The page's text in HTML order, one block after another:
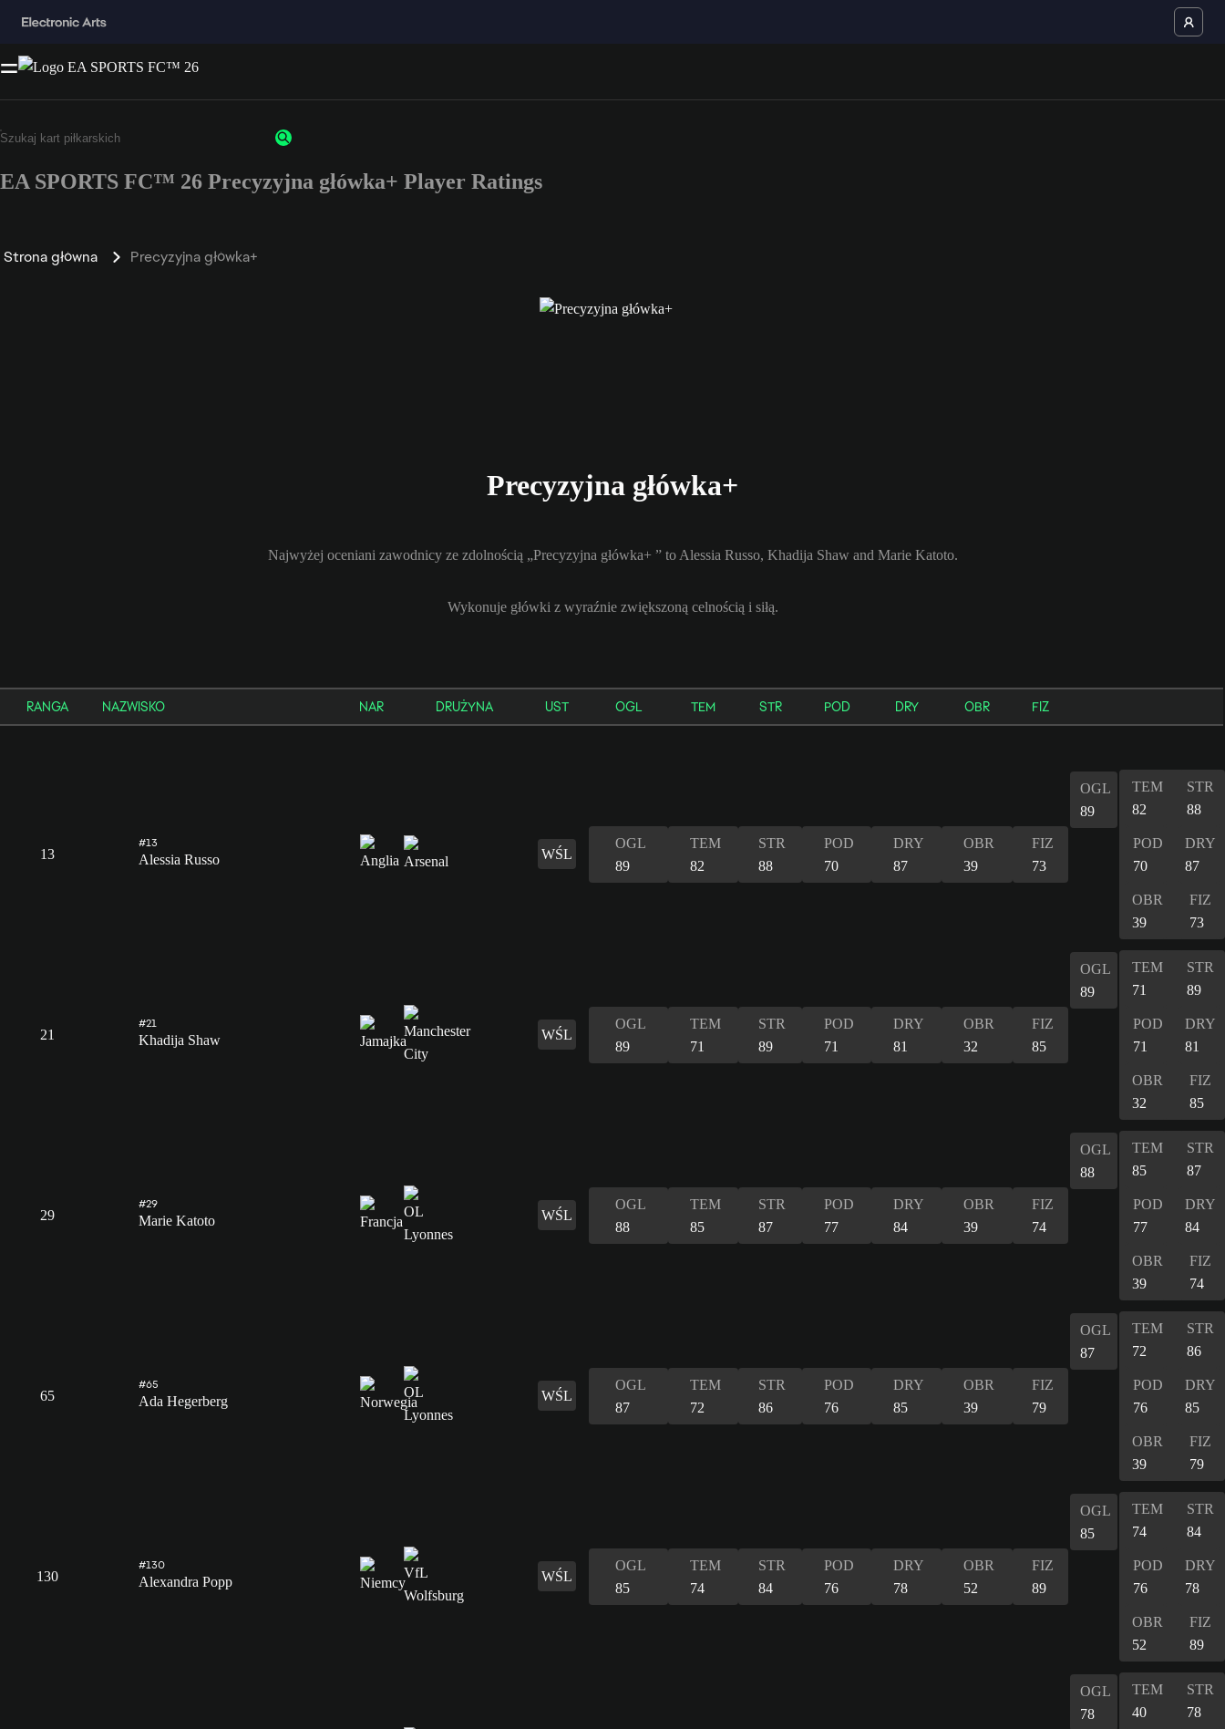
EA SPORTS FC™ 26 Precyzyjna główka+ Player Ratings
Strona główna Precyzyjna główka+
Precyzyjna główka+
Najwyżej oceniani zawodnicy ze zdolnością „Precyzyjna główka+ ” to Alessia Russo, Khadija Shaw and Marie Katoto.
Wykonuje główki z wyraźnie zwiększoną celnością i siłą.
RANGA NAZWISKO NAR DRUŻYNA UST OGL TEM STR POD DRY OBR FIZ
13
#13
Alessia Russo WŚL
OGL
89
TEM
82
STR
88
POD
70
DRY
87
OBR
39
FIZ
73
OGL
89
TEM
82
STR
88
POD
70
DRY
87
OBR
39
FIZ
73
21
#21
Khadija Shaw WŚL
OGL
89
TEM
71
STR
89
POD
71
DRY
81
OBR
32
FIZ
85
OGL
89
TEM
71
STR
89
POD
71
DRY
81
OBR
32
FIZ
85
29
#29
Marie Katoto WŚL
OGL
88
TEM
85
STR
87
POD
77
DRY
84
OBR
39
FIZ
74
OGL
88
TEM
85
STR
87
POD
77
DRY
84
OBR
39
FIZ
74
65
#65
Ada Hegerberg WŚL
OGL
87
TEM
72
STR
86
POD
76
DRY
85
OBR
39
FIZ
79
OGL
87
TEM
72
STR
86
POD
76
DRY
85
OBR
39
FIZ
79
130
#130
Alexandra Popp WŚL
OGL
85
TEM
74
STR
84
POD
76
DRY
78
OBR
52
FIZ
89
OGL
85
TEM
74
STR
84
POD
76
DRY
78
OBR
52
FIZ
89
OGL
78
TEM
40
STR
78